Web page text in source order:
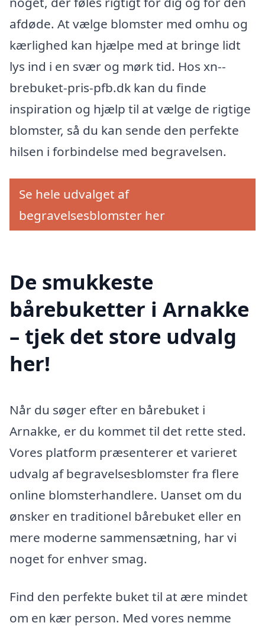
afdøde. At vælge blomster med omhu og
kærlighed kan hjælpe med at bringe lidt
lys ind i en svær og mørk tid. Hos xn--
brebuket-pris-pfb.dk kan du finde
inspiration og hjælp til at vælge de rigtige
blomster, så du kan sende den perfekte
hilsen i forbindelse med begravelsen.
Se hele udvalget af
begravelsesblomster her
De smukkeste
bårebuketter i Arnakke
– tjek det store udvalg
her!
Når du søger efter en bårebuket i
Arnakke, er du kommet til det rette sted.
Vores platform præsenterer et varieret
udvalg af begravelsesblomster fra flere
online blomsterhandlere. Uanset om du
ønsker en traditionel bårebuket eller en
mere moderne sammensætning, har vi
noget for enhver smag.
Find den perfekte buket til at ære mindet
om en kær person. Med vores nemme